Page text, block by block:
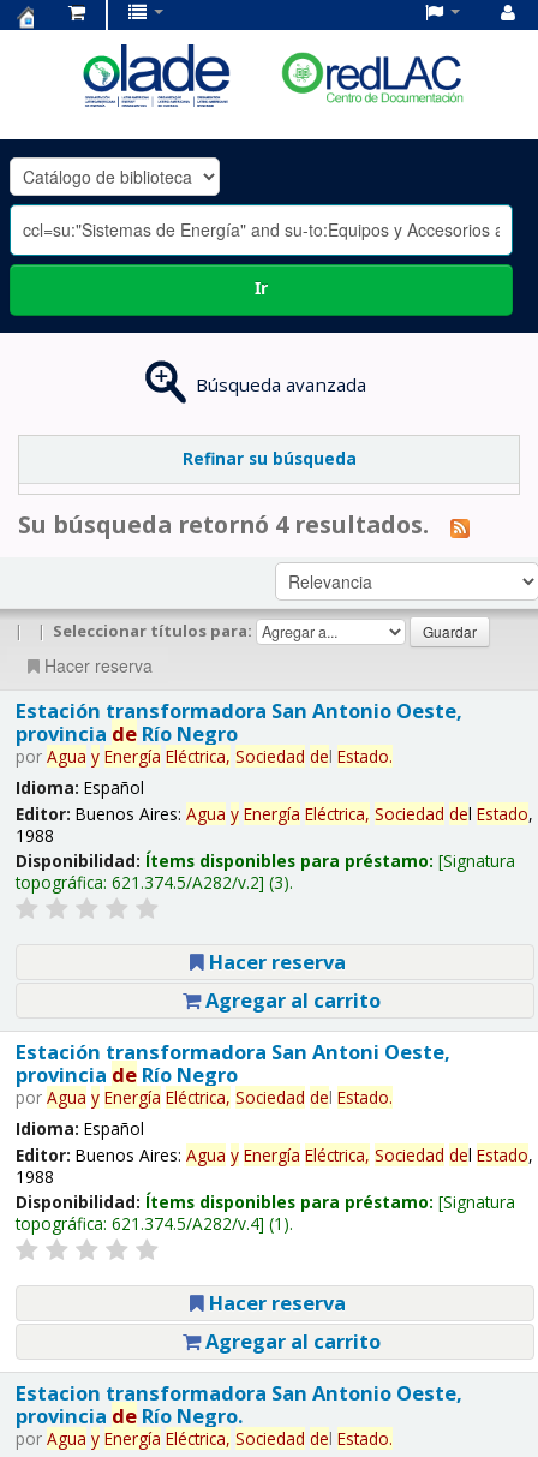
OLADE
-
Ir
Búsqueda avanzada
Refinar su búsqueda
Su búsqueda retornó 4 resultados.
| | Seleccionar títulos para:
Hacer reserva
Estación transformadora San Antonio Oeste,
provincia deRío Negro
por Agua y Energía Eléctrica, Sociedad del Estado.
Idioma: Español
Editor: Buenos Aires: Agua y Energía Eléctrica, Sociedad del Estado,
1988
Disponibilidad: Ítems disponibles para préstamo: Signatura
topográfica: 621.374.5/A282/v.2 (3).
Hacer reserva
Agregar al carrito
Estación transformadora San Antoni Oeste,
provincia deRío Negro
por Agua y Energía Eléctrica, Sociedad del Estado.
Idioma: Español
Editor: Buenos Aires: Agua y Energía Eléctrica, Sociedad del Estado,
1988
Disponibilidad: Ítems disponibles para préstamo: Signatura
topográfica: 621.374.5/A282/v.4 (1).
Hacer reserva
Agregar al carrito
Estacion transformadora San Antonio Oeste,
provincia deRío Negro.
por Agua y Energía Eléctrica, Sociedad del Estado.